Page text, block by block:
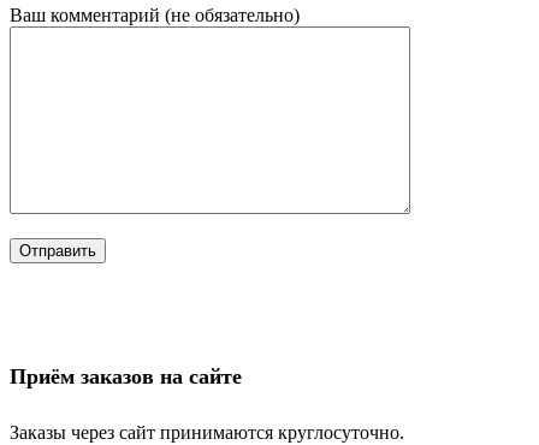
Ваш комментарий (не обязательно)
Приём заказов на сайте
Заказы через сайт принимаются круглосуточно.